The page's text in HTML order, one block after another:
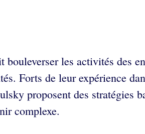
les activités des
Forts de leur expérience
proposent des stratégies
complexe.